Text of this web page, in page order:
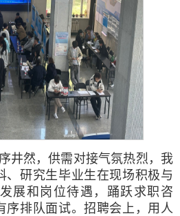
井然，供需对接气氛热烈，我
、研究生毕业生在现场积极与
展和岗位待遇，踊跃求职咨
序排队面试。招聘会上，用人